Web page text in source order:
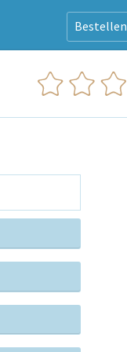
Bestellen